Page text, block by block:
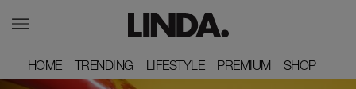
HOME
HOME TRENDING
TRENDING LIFESTYLE
LIFESTYLE PREMIUM
PREMIUM SHOP
SHOP